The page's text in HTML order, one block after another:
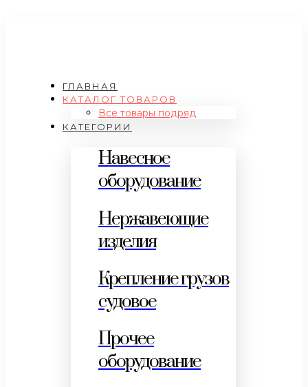
ГЛАВНАЯ
КАТАЛОГ ТОВАРОВ
Все товары подряд
КАТЕГОРИИ
Навесное
оборудование
Нержавеющие
изделия
Крепление грузов
судовое
Прочее
оборудование